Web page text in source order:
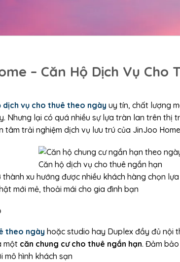
– Căn Hộ Dịch Vụ Cho
dịch vụ cho thuê theo ngày uy tín, chất lượng
Nhưng lại có quá nhiều sự lựa tràn lan trên thị
trải nghiệm dịch vụ lưu trú của JinJoo
Căn hộ dịch vụ cho thuê ngắn hạn
thành xu hướng được nhiều khách hàng chọn
mới mẻ, thoải mái cho gia đình bạn
theo ngày hoặc studio hay Duplex đầy đủ nội
một căn chung cư cho thuê ngắn hạn. Đảm
hình khách sạn